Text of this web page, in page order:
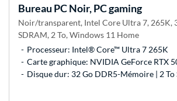
Bureau PC Noir, PC gaming
Noir/transparent, Intel Core Ultra 7, 265K,
SDRAM, 2 To, Windows 11 Home
Processeur: Intel® Core™ Ultra 7 265K
Carte graphique: NVIDIA GeForce RTX
Disque dur: 32 Go DDR5-Mémoire | 2 To